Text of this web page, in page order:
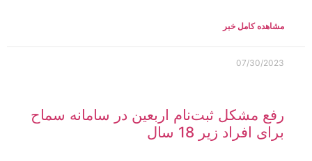
مشاهده کامل خبر
07/30/2023
رفع مشکل ثبت‌نام اربعین در سامانه سماح
برای افراد زیر 18 سال